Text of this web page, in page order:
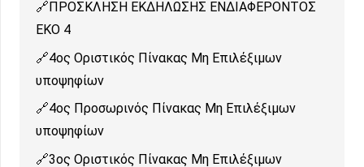
ΠΡΟΣΚΛΗΣΗ ΕΚΔΗΛΩΣΗΣ ΕΝΔΙΑΦΕΡΟΝΤΟΣ
ΕΚΟ 4
4ος Οριστικός Πίνακας Μη Επιλέξιμων
υποψηφίων
4ος Προσωρινός Πίνακας Μη Επιλέξιμων
υποψηφίων
3ος Οριστικός Πίνακας Μη Επιλέξιμων